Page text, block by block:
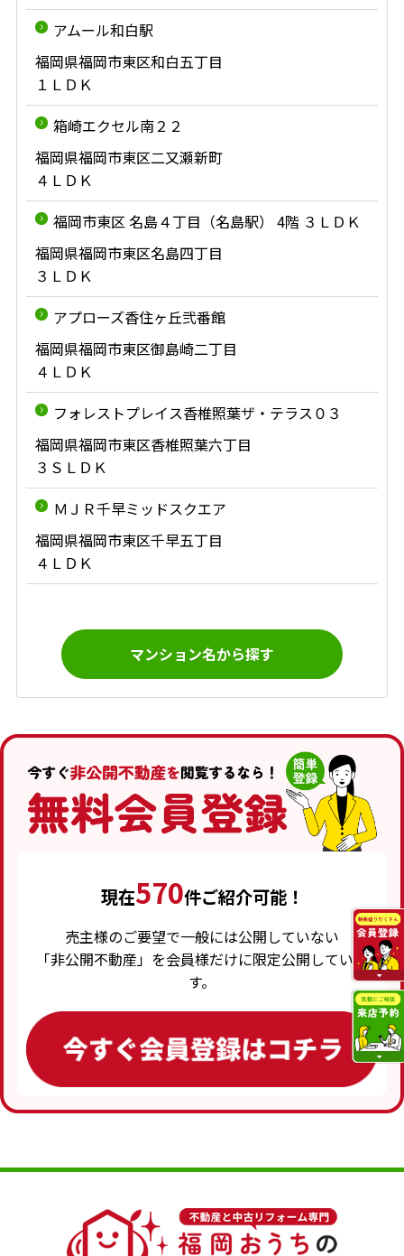
アムール和白駅
福岡県福岡市東区和白五丁目
１ＬＤＫ
箱崎エクセル南２２
福岡県福岡市東区二又瀬新町
４ＬＤＫ
福岡市東区 名島４丁目（名島駅） 4階 ３ＬＤＫ
福岡県福岡市東区名島四丁目
３ＬＤＫ
アプローズ香住ヶ丘弐番館
福岡県福岡市東区御島崎二丁目
４ＬＤＫ
フォレストプレイス香椎照葉ザ・テラス０３
福岡県福岡市東区香椎照葉六丁目
３ＳＬＤＫ
ＭＪＲ千早ミッドスクエア
福岡県福岡市東区千早五丁目
４ＬＤＫ
マンション名から探す
現在570件ご紹介可能！
売主様のご要望で一般には公開していない
「非公開不動産」を会員様だけに限定公開していま
す。